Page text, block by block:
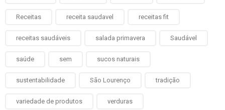
Receitas receita saudavel receitas fit
receitas saudáveis salada primavera Saudável
saúde sem sucos naturais
sustentabilidade São Lourenço tradição
variedade de produtos verduras